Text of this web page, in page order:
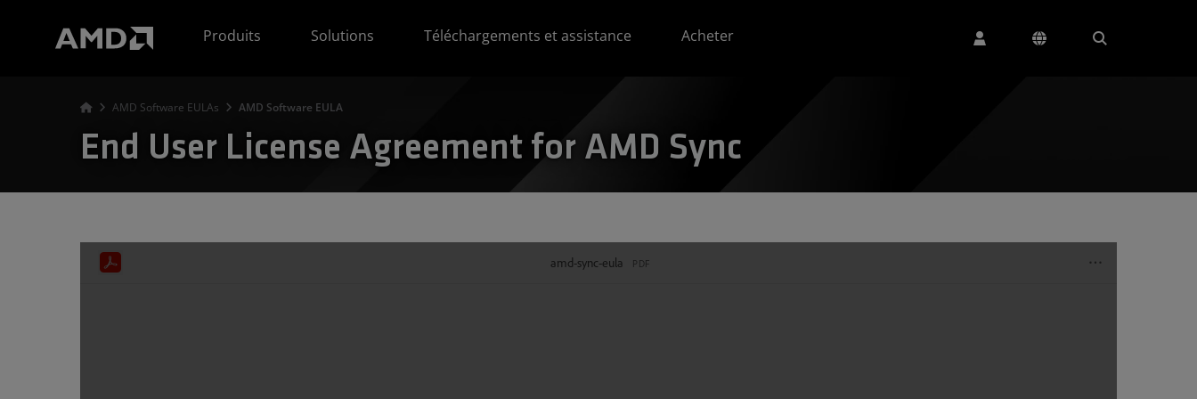
Produits
Solutions Téléchargements et assistance Acheter
AMD Software EULAs AMD Software EULA
End User License Agreement for AMD Sync